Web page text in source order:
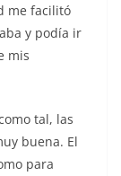
me facilitó
y podía ir
mis
tal, las
buena. El
para